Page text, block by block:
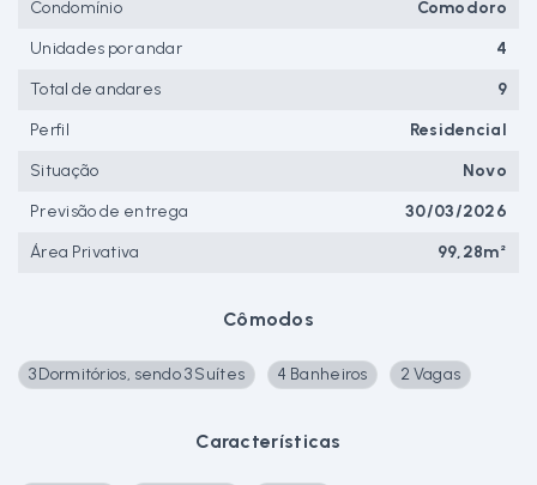
Cômodos
3 Dormitórios, sendo 3 Suítes 4 Banheiros 2 Vagas
Características
Condomínio
Comodoro
Unidades por andar
4
Total de andares
9
Perfil
Residencial
Situação
Novo
Previsão de entrega
30/03/2026
Área Privativa
99,28m²